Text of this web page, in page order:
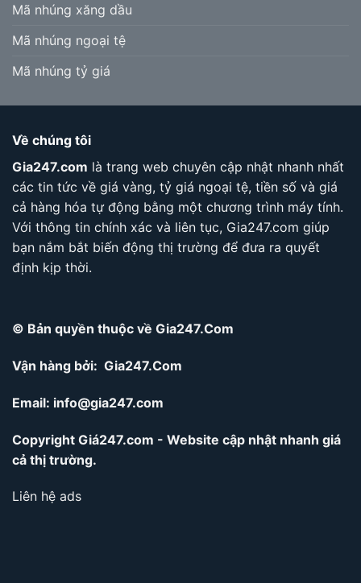
Mã nhúng xăng dầu
Mã nhúng ngoại tệ
Mã nhúng tỷ giá
Về chúng tôi
Gia247.com là trang web chuyên cập nhật nhanh nhất
các tin tức về giá vàng, tỷ giá ngoại tệ, tiền số và giá
cả hàng hóa tự động bằng một chương trình máy tính.
Với thông tin chính xác và liên tục, Gia247.com giúp
bạn nắm bắt biến động thị trường để đưa ra quyết
định kịp thời.
© Bản quyền thuộc về Gia247.Com
Vận hàng bởi: Gia247.Com
Email: info@gia247.com
Copyright Giá247.com - Website cập nhật nhanh giá
cả thị trường.
Liên hệ ads